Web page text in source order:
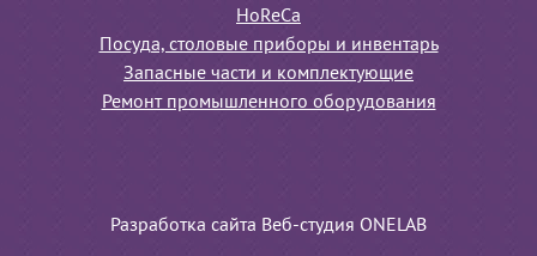
HoReCa
Посуда, столовые приборы и инвентарь
Запасные части и комплектующие
Ремонт промышленного оборудования
Разработка сайта Веб-студия ONELAB